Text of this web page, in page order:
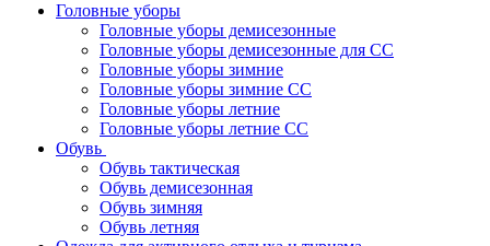
Головные уборы
Головные уборы демисезонные
Головные уборы демисезонные для СС
Головные уборы зимние
Головные уборы зимние СС
Головные уборы летние
Головные уборы летние СС
Обувь
Обувь тактическая
Обувь демисезонная
Обувь зимняя
Обувь летняя